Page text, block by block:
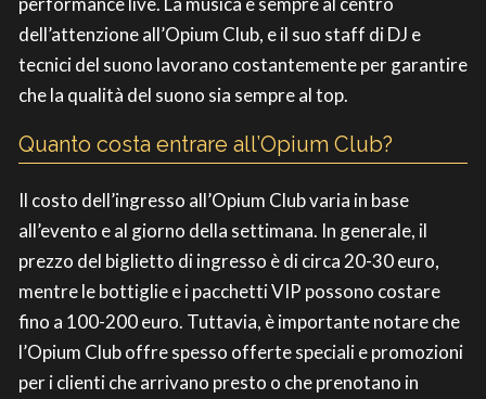
dell’attenzione all’Opium Club, e il suo staff di DJ e
tecnici del suono lavorano costantemente per garantire
che la qualità del suono sia sempre al top.
Quanto costa entrare all’Opium Club?
Il costo dell’ingresso all’Opium Club varia in base
all’evento e al giorno della settimana. In generale, il
prezzo del biglietto di ingresso è di circa 20-30 euro,
mentre le bottiglie e i pacchetti VIP possono costare
fino a 100-200 euro. Tuttavia, è importante notare che
l’Opium Club offre spesso offerte speciali e promozioni
per i clienti che arrivano presto o che prenotano in